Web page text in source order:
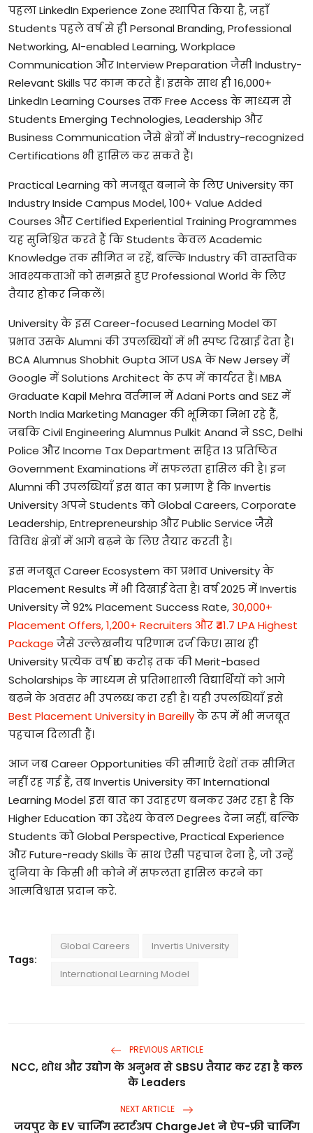
पहलाLinkedIn Experience Zone स्थापितकियाहै,जहाँ
Students पहलेवर्षसेहीPersonal Branding, Professional
Networking, AI-enabled Learning, Workplace
Communication औरInterview Preparation जैसीIndustry-
Relevant Skills परकामकरतेहैं।इसकेसाथही16,000+
LinkedIn Learning Courses तकFree Access केमाध्यमसे
Students Emerging Technologies, Leadership और
Business Communication जैसे क्षेत्रोंमेंIndustry-recognized
Certifications भीहासिलकरसकतेहैं।
Practical Learning कोमजबूतबनानेकेलिएUniversityका
Industry Inside Campus Model,100+ Value Added
Courses औरCertified Experiential Training Programmes
यहसुनिश्चितकरतेहैंकिStudents केवलAcademic
Knowledge तकसीमितनरहें,बल्किIndustryकीवास्तविक
आवश्यकताओंकोसमझतेहुएProfessional World केलिए
तैयारहोकरनिकलें।
UniversityकेइसCareer-focused Learning Modelका
प्रभावउसकेAlumniकीउपलब्धियोंमेंभीस्पष्टदिखाईदेताहै।
BCA Alumnus Shobhit Gupta आजUSAकेNew Jerseyमें
Google मेंSolutions Architect केरूपमेंकार्यरतहैं।MBA
Graduate Kapil Mehra वर्तमानमेंAdani Ports and SEZ में
North India Marketing Managerकीभूमिकानिभारहेहैं,
जबकिCivil Engineering Alumnus Pulkit Anand नेSSC, Delhi
Police औरIncome Tax Department सहित13 प्रतिष्ठित
Government Examinations मेंसफलताहासिलकीहै।इन
Alumniकीउपलब्धियाँइसबातकाप्रमाणहैंकिInvertis
University अपनेStudents कोGlobal Careers, Corporate
Leadership, Entrepreneurship औरPublic Service जैसे
विविध क्षेत्रोंमेंआगेबढ़नेकेलिएतैयारकरतीहै।
इसमजबूतCareer Ecosystem काप्रभावUniversityके
Placement Results मेंभीदिखाईदेताहै।वर्ष2025 मेंInvertis
Universityने92% Placement Success Rate,30,000+
Placement Offers,1,200+ Recruiters और₹41.7 LPA Highest
Package जैसेउल्लेखनीयपरिणामदर्जकिए।साथही
Universityप्रत्येकवर्ष₹10 करोड़तककीMerit-based
Scholarships केमाध्यमसेप्रतिभाशालीविद्यार्थियोंकोआगे
बढ़नेके अवसरभीउपलब्धकरारहीहै।यहीउपलब्धियाँइसे
Best Placement University in Bareillyकेरूपमेंभीमजबूत
पहचानदिलातीहैं।
आजजबCareer Opportunities कीसीमाएँदेशोंतकसीमित
नहींरहगईहैं,तबInvertis UniversityकाInternational
Learning Modelइसबातकाउदाहरणबनकरउभररहाहैकि
Higher Education काउद्देश्यकेवलDegrees देनानहीं,बल्कि
Students कोGlobal Perspective, Practical Experience
औरFuture-ready Skills केसाथऐसीपहचानदेनाहै,जोउन्हें
दुनियाकेकिसीभीकोनेमेंसफलताहासिलकरनेका
आत्मविश्वासप्रदानकरे.
Tags:
Global Careers Invertis University
International Learning Model
PREVIOUS ARTICLE
NCC, शोध और उद्योग के अनुभव से SBSU तैयार कर रहा है कल
के Leaders
NEXT ARTICLE
जयपुर के EV चार्जिंग स्टार्टअप ChargeJet ने ऐप-फ्री चार्जिंग